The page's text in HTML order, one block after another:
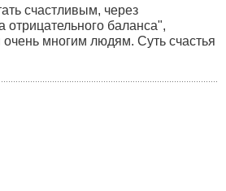
счастливым, через
отрицательного баланса",
очень многим людям. Суть счастья